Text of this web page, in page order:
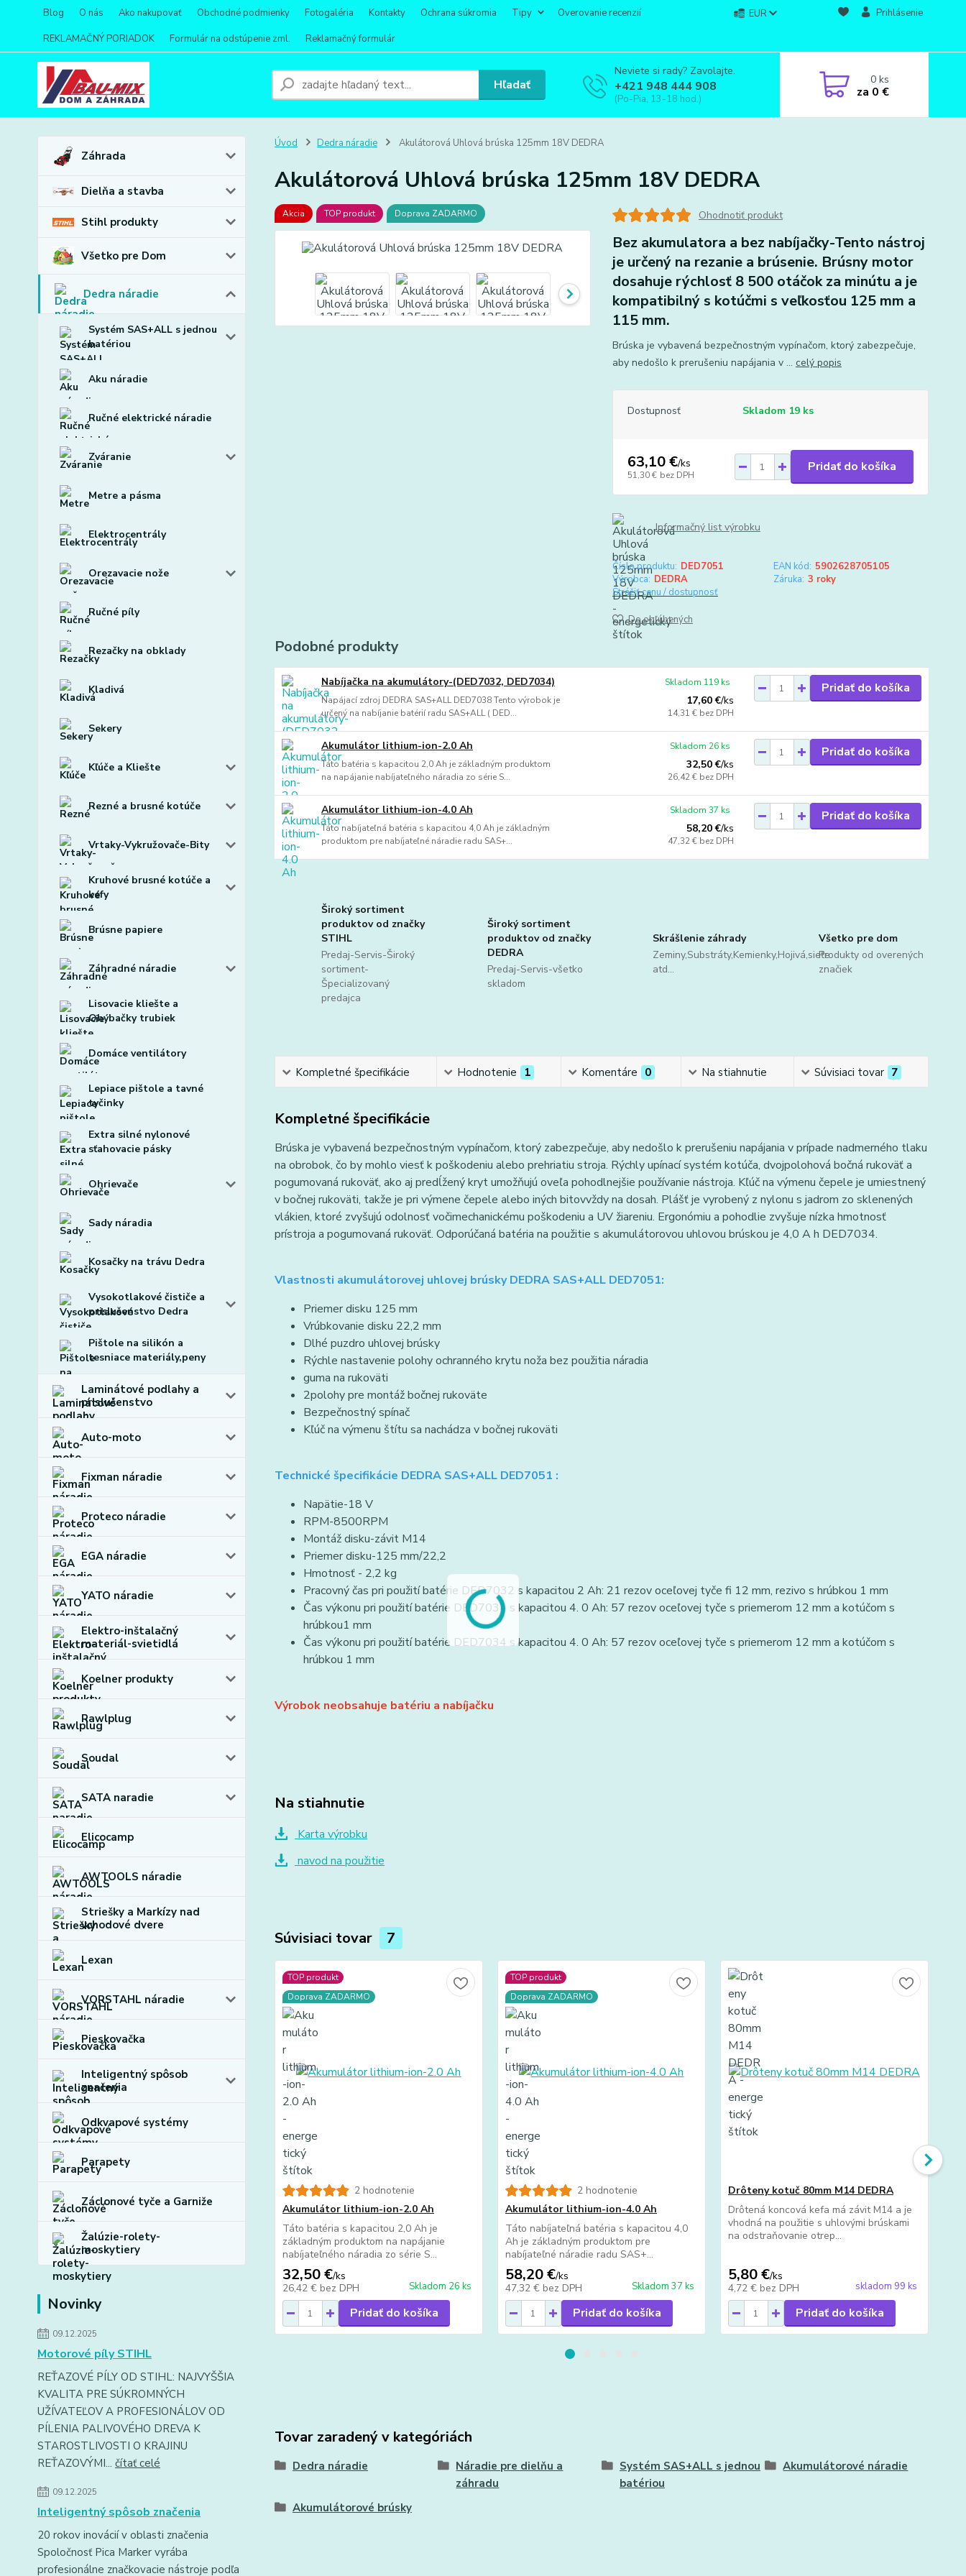
Blog O nás Ako nakupovať Obchodné podmienky Fotogaléria Kontakty Ochrana súkromia Tipy
Overovanie recenzií
REKLAMAČNÝ PORIADOK
Formulár na odstúpenie zml. Reklamačný formulár
EUR Prihlásenie
Hľadať
Neviete si rady? Zavolajte.
+421 948 444 908
(Po-Pia, 13-18 hod.)
0ks
za 0 €
Záhrada
Dielňa a stavba
Stihl produkty
Všetko pre Dom
Dedra náradie
Systém SAS+ALL s jednou
batériou
Aku náradie
Ručné elektrické náradie
Zváranie
Metre a pásma
Elektrocentrály
Orezavacie nože
Ručné píly
Rezačky na obklady
Kladivá
Sekery
Kľúče a Kliešte
Rezné a brusné kotúče
Vrtaky-Vykružovače-Bity
Kruhové brusné kotúče a
kefy
Brúsne papiere
Záhradné náradie
Lisovacie kliešte a
Ohýbačky trubiek
Domáce ventilátory
Lepiace pištole a tavné
tyčinky
Extra silné nylonové
sťahovacie pásky
Ohrievače
Sady náradia
Kosačky na trávu Dedra
Vysokotlakové čističe a
prislušenstvo Dedra
Pištole na silikón a
tesniace materiály,peny
Laminátové podlahy a
prislušenstvo
Auto-moto
Fixman náradie
Proteco náradie
EGA náradie
YATO náradie
Elektro-inštalačný
materiál-svietidlá
Koelner produkty
Rawlplug
Soudal
SATA naradie
Elicocamp
AWTOOLS náradie
Striešky a Markízy nad
vchodové dvere
Lexan
VORSTAHL náradie
Pieskovačka
Inteligentný spôsob
značenia
Odkvapové systémy
Parapety
Záclonové tyče a Garniže
Žalúzie-rolety-
moskytiery
Novinky
09.12.2025
Motorové píly STIHL
REŤAZOVÉ PÍLY OD STIHL: NAJVYŠŠIA
KVALITA PRE SÚKROMNÝCH
UŽÍVATEĽOV A PROFESIONÁLOV OD
PÍLENIA PALIVOVÉHO DREVA K
STAROSTLIVOSTI O KRAJINU
REŤAZOVÝMI... čítať celé
09.12.2025
Inteligentný spôsob značenia
20 rokov inovácií v oblasti značenia
Spoločnosť Pica Marker vyrába
profesionálne značkovacie nástroje podľa
Úvod Dedra náradie Akulátorová Uhlová brúska 125mm 18V DEDRA
Akulátorová Uhlová brúska 125mm 18V DEDRA
Akcia TOP produkt Doprava ZADARMO Ohodnotiť produkt
Bez akumulatora a bez nabíjačky-Tento nástroj
je určený na rezanie a brúsenie. Brúsny motor
dosahuje rýchlosť 8 500 otáčok za minútu a je
kompatibilný s kotúčmi s veľkosťou 125 mm a
115 mm.
Brúska je vybavená bezpečnostným vypínačom, ktorý zabezpečuje,
aby nedošlo k prerušeniu napájania v ... celý popis
Dostupnosť Skladom 19 ks
63,10 €/ks
51,30 € bez DPH
Pridať do košíka
Informačný list výrobku
Číslo produktu: DED7051 EAN kód: 5902628705105
Výrobca: DEDRA Záruka: 3 roky
Strážiť cenu / dostupnosť
Do obľúbených
Podobné produkty
Nabíjačka na akumulátory-(DED7032, DED7034)
Napájací zdroj DEDRA SAS+ALL DED7038 Tento výrobok je
určený na nabíjanie batérií radu SAS+ALL ( DED...
17,60 €/ks
14,31 € bez DPH
Skladom 119 ks Pridať do košíka
Akumulátor lithium-ion-2.0 Ah
Táto batéria s kapacitou 2,0 Ah je základným produktom
na napájanie nabíjateľného náradia zo série S...
32,50 €/ks
26,42 € bez DPH
Skladom 26 ks Pridať do košíka
Akumulátor lithium-ion-4.0 Ah
Táto nabíjateľná batéria s kapacitou 4,0 Ah je základným
produktom pre nabíjateľné náradie radu SAS+...
58,20 €/ks
47,32 € bez DPH
Skladom 37 ks Pridať do košíka
Široký sortiment
produktov od značky
STIHL
Predaj-Servis-Široký
sortiment-
Špecializovaný
predajca
Široký sortiment
produktov od značky
DEDRA
Predaj-Servis-všetko
skladom
Skrášlenie záhrady
Zeminy,Substráty,Kemienky,Hojivá,sieťe
atd...
Všetko pre dom
Produkty od overených
značiek
Kompletné špecifikácie Hodnotenie 1 Komentáre 0 Na stiahnutie Súvisiaci tovar 7
Kompletné špecifikácie
Brúska je vybavená bezpečnostným vypínačom, ktorý zabezpečuje, aby nedošlo k prerušeniu napájania v prípade nadmerného tlaku
na obrobok, čo by mohlo viesť k poškodeniu alebo prehriatiu stroja. Rýchly upínací systém kotúča, dvojpolohová bočná rukoväť a
pogumovaná rukoväť, ako aj predĺžený kryt umožňujú oveľa pohodlnejšie používanie nástroja. Kľúč na výmenu čepele je umiestnený
v bočnej rukoväti, takže je pri výmene čepele alebo iných bitovvždy na dosah. Plášť je vyrobený z nylonu s jadrom zo sklenených
vlákien, ktoré zvyšujú odolnosť vočimechanickému poškodeniu a UV žiareniu. Ergonómiu a pohodlie zvyšuje nízka hmotnosť
prístroja a pogumovaná rukoväť. Odporúčaná batéria na použitie s akumulátorovou uhlovou brúskou je 4,0 A h DED7034.
Vlastnosti akumulátorovej uhlovej brúsky DEDRA SAS+ALL DED7051:
Priemer disku 125 mm
Vrúbkovanie disku 22,2 mm
Dlhé puzdro uhlovej brúsky
Rýchle nastavenie polohy ochranného krytu noža bez použitia náradia
guma na rukoväti
2polohy pre montáž bočnej rukoväte
Bezpečnostný spínač
Kľúč na výmenu štítu sa nachádza v bočnej rukoväti
Technické špecifikácie DEDRA SAS+ALL DED7051 :
Napätie-18 V
RPM-8500RPM
Montáž disku-závit M14
Priemer disku-125 mm/22,2
Hmotnosť - 2,2 kg
Pracovný čas pri použití batérie DED7032 s kapacitou 2 Ah: 21 rezov oceľovej tyče fi 12 mm, rezivo s hrúbkou 1 mm
Čas výkonu pri použití batérie DED7034 s kapacitou 4. 0 Ah: 57 rezov oceľovej tyče s priemerom 12 mm a kotúčom s
hrúbkou1 mm
Čas výkonu pri použití batérie DED7034 s kapacitou 4. 0 Ah: 57 rezov oceľovej tyče s priemerom 12 mm a kotúčom s
hrúbkou 1 mm
Výrobok neobsahuje batériu a nabíjačku
Na stiahnutie
Karta výrobku
navod na použitie
Súvisiaci tovar 7
TOP produkt
Doprava ZADARMO
2 hodnotenie
Akumulátor lithium-ion-2.0 Ah
Táto batéria s kapacitou 2,0 Ah je
základným produktom na napájanie
nabíjateľného náradia zo série S...
32,50 €/ks
26,42 € bez DPH Skladom 26 ks
Pridať do košíka
TOP produkt
Doprava ZADARMO
2 hodnotenie
Akumulátor lithium-ion-4.0 Ah
Táto nabíjateľná batéria s kapacitou 4,0
Ah je základným produktom pre
nabíjateľné náradie radu SAS+...
58,20 €/ks
47,32 € bez DPH Skladom 37 ks
Pridať do košíka
Drôteny kotuč 80mm M14 DEDRA
Drôtená koncová kefa má závit M14 a je
vhodná na použitie s uhlovými brúskami
na odstraňovanie otrep...
5,80 €/ks
4,72 € bez DPH skladom 99 ks
Pridať do košíka
Tovar zaradený v kategóriách
Dedra náradie
Náradie pre dielňu a
záhradu
Systém SAS+ALL s jednou
batériou
Akumulátorové náradie
Akumulátorové brúsky